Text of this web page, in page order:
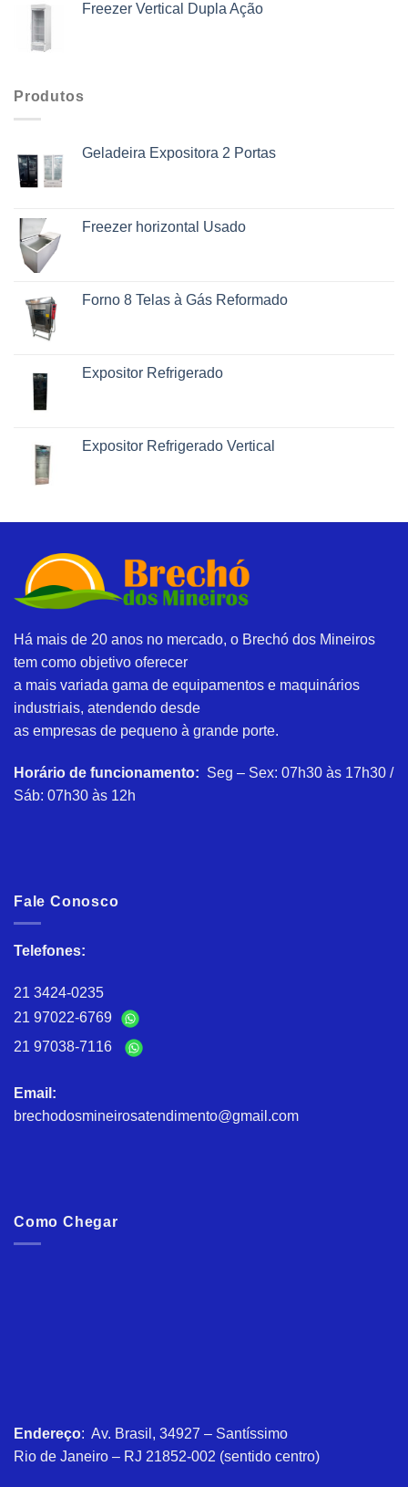
Freezer Vertical Dupla Ação
Produtos
Geladeira Expositora 2 Portas
Freezer horizontal Usado
Forno 8 Telas à Gás Reformado
Expositor Refrigerado
Expositor Refrigerado Vertical
Há mais de 20 anos no mercado, o Brechó dos Mineiros
tem como objetivo oferecer
a mais variada gama de equipamentos e maquinários
industriais, atendendo desde
as empresas de pequeno à grande porte.
Horário de funcionamento: Seg – Sex: 07h30 às 17h30 /
Sáb: 07h30 às 12h
Fale Conosco
Telefones:
21 3424-0235
21 97022-6769
21 97038-7116
Email:
brechodosmineirosatendimento@gmail.com
Como Chegar
Endereço: Av. Brasil, 34927 – Santíssimo
Rio de Janeiro – RJ 21852-002 (sentido centro)